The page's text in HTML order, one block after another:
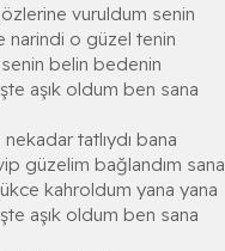
vuruldum senin
narindi o güzel tenin
belin bedenin
aşık oldum ben sana
nekadar tatlıydı bana
güzelim bağlandım sana
kahroldum yana yana
aşık oldum ben sana